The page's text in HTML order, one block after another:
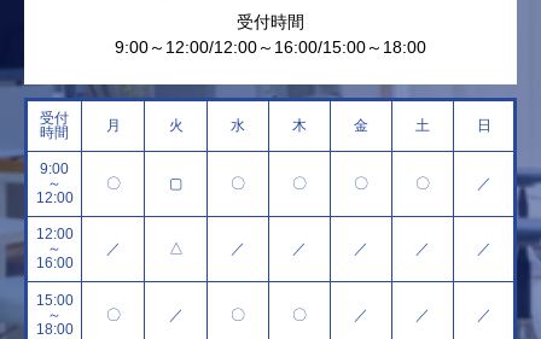
受付時間
9:00～12:00/12:00～16:00/15:00～18:00
受付
時間
月 火 水 木 金 土 日
9:00
～
12:00
〇 ▢ 〇 〇 〇 〇 ／
12:00
～
16:00
／ △ ／ ／ ／ ／ ／
15:00
～
18:00
〇 ／ 〇 〇 ／ ／ ／